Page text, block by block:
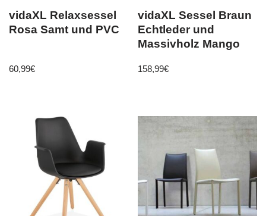
vidaXL Relaxsessel
Rosa Samt und PVC
60,99€
vidaXL Sessel Braun
Echtleder und
Massivholz Mango
158,99€